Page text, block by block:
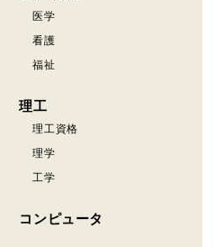
医学
看護
福祉
理工
理工資格
理学
工学
コンピュータ